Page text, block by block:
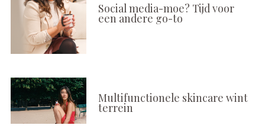
Social media-moe? Tijd voor
een andere go-to
Multifunctionele skincare wint
terrein